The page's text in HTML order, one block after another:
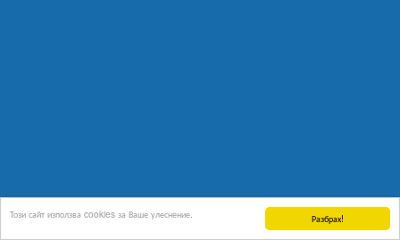
Разбрах!
Този сайт използва cookies за Ваше улеснение.